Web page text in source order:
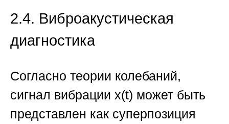
2.4. Виброакустическая
диагностика
Согласно теории колебаний,
сигнал вибрации x(t) может быть
представлен как суперпозиция